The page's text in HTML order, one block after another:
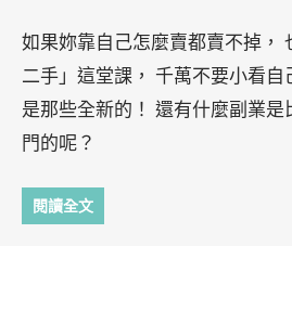
如果妳靠自己怎麼賣都賣不掉，
二手」這堂課， 千萬不要小看
是那些全新的！ 還有什麼副業是
門的呢？
閱讀全文